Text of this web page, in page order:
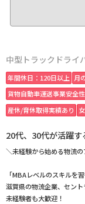
中型トラックドライ
年間休日：120日以上 月
貨物自動車運送事業安全
産休/育休取得実績あり
20代、30代が活躍
＼未経験から始める物流
「MBAレベルのスキルを
滋賀県の物流企業、セン
未経験者も大歓迎！